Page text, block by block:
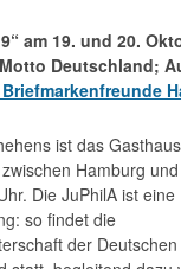
am 19. und 20.
Deutschland;
ist das
Hamburg
Die JuPhilA ist eine
so findet die
der Deutschen